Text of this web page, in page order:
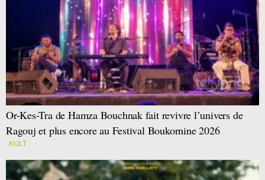
Or-Kes-Tra de Hamza Bouchnak fait revivre l’univers de
Ragouj et plus encore au Festival Boukornine 2026
KULT